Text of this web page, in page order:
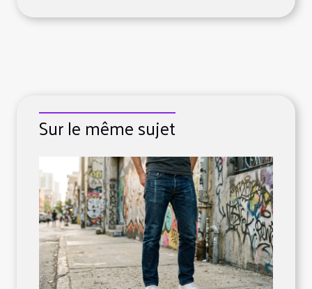
Sur le même sujet